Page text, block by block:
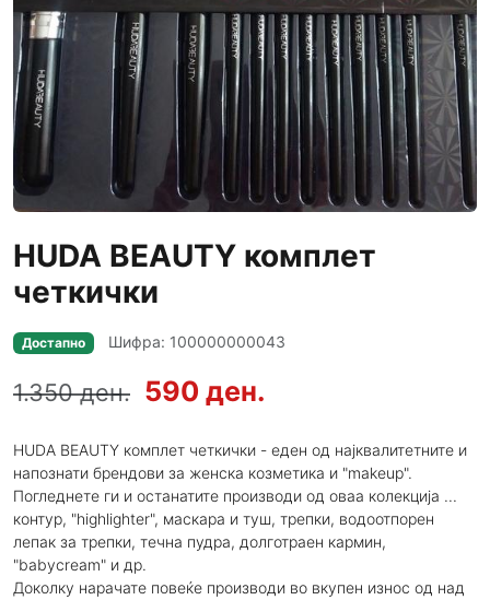
HUDA BEAUTY комплет
четкички
Достапно Шифра: 100000000043
1.350 ден. 590 ден.
HUDA BEAUTY комплет четкички - еден од најквалитетните и
напознати брендови за женска козметика и "makeup".
Погледнете ги и останатите производи од оваа колекција ...
контур, "highlighter", маскара и туш, трепки, водоотпорен
лепак за трепки, течна пудра, долготраен кармин,
"babycream" и др.
Доколку нарачате повеќе производи во вкупен износ од над